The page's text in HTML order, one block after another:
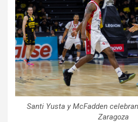
Santi Yusta y McFadden
Zaragoza